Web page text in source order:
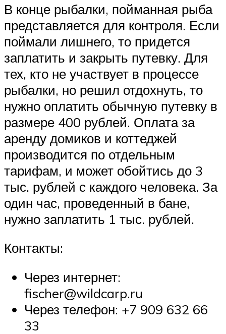
В конце рыбалки, пойманная рыба
представляется для контроля. Если
поймали лишнего, то придется
заплатить и закрыть путевку. Для
тех, кто не участвует в процессе
рыбалки, но решил отдохнуть, то
нужно оплатить обычную путевку в
размере 400 рублей. Оплата за
аренду домиков и коттеджей
производится по отдельным
тарифам, и может обойтись до 3
тыс. рублей с каждого человека. За
один час, проведенный в бане,
нужно заплатить 1 тыс. рублей.
Контакты:
Через интернет:
fischer@wildcarp.ru
Через телефон: +7 909 632 66
33